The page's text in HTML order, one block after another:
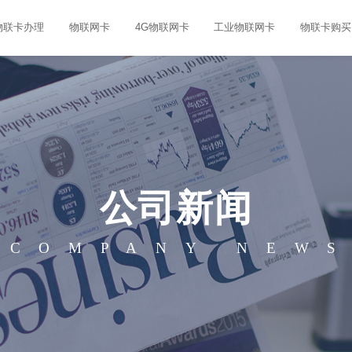
联卡办理 物联网卡 4G物联网卡 工业物联网卡 物联卡购买
公司新闻
COMPANY NEWS